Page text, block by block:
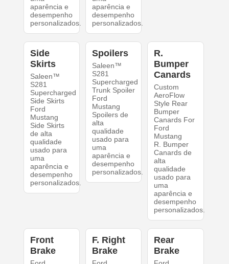
aparência e
desempenho
personalizados.
aparência e
desempenho
personalizados.
Side
Skirts
Saleen™
S281
Supercharged
Side Skirts
Ford
Mustang
Side Skirts
de alta
qualidade
usado para
uma
aparência e
desempenho
personalizados.
Spoilers
Saleen™
S281
Supercharged
Trunk Spoiler
Ford
Mustang
Spoilers de
alta
qualidade
usado para
uma
aparência e
desempenho
personalizados.
R.
Bumper
Canards
Custom
AeroFlow
Style Rear
Bumper
Canards For
Ford
Mustang
R. Bumper
Canards de
alta
qualidade
usado para
uma
aparência e
desempenho
personalizados.
Front
Brake
F. Right
Brake
Rear
Brake